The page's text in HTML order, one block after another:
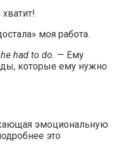
моя работа.
had to do. — Ему
которые ему нужно
эмоциональную
это